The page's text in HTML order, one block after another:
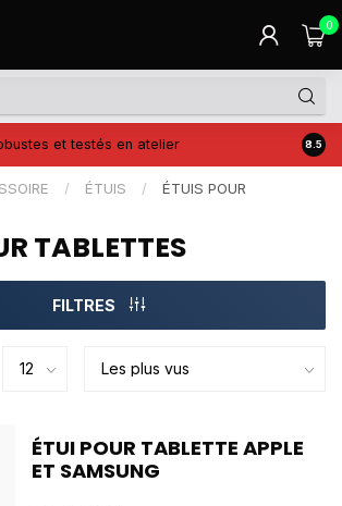
0
et testés en atelier Prix
8.5
/ ÉTUIS /
ÉTUIS POUR
TABLETTES
FILTRES
ÉTUI POUR TABLETTE APPLE
ET SAMSUNG